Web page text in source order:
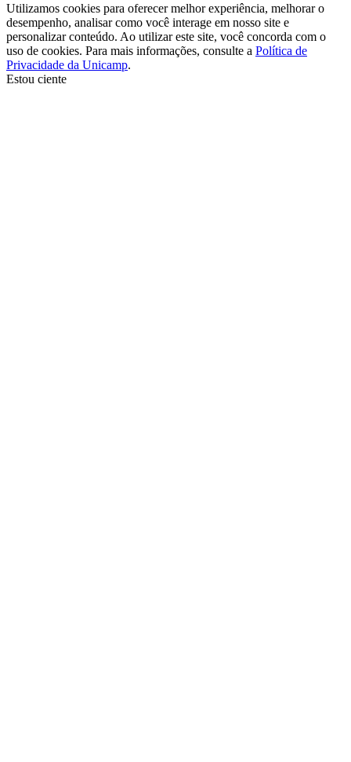
Utilizamos cookies para oferecer melhor experiência, melhorar o
desempenho, analisar como você interage em nosso site e
personalizar conteúdo. Ao utilizar este site, você concorda com o
uso de cookies. Para mais informações, consulte a Política de
Privacidade da Unicamp.
Estou ciente